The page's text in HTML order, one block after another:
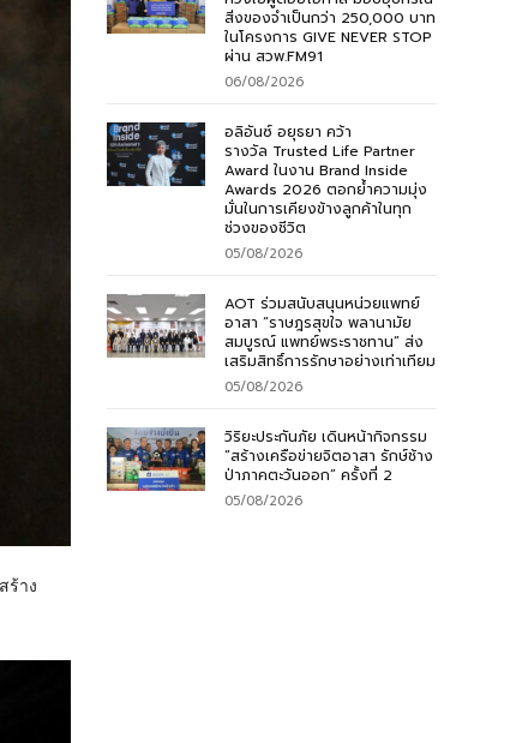
ร้าง
สิ่งของจำเป็นกว่า 250,000 บาท
ในโครงการ GIVE NEVER STOP
ผ่าน สวพ.FM91
06/08/2026
อลิอันซ์ อยุธยา คว้า
รางวัล Trusted Life Partner
Award ในงาน Brand Inside
Awards 2026 ตอกย้ำความมุ่ง
มั่นในการเคียงข้างลูกค้าในทุก
ช่วงของชีวิต
05/08/2026
AOT ร่วมสนับสนุนหน่วยแพทย์
อาสา “ราษฎรสุขใจ พลานามัย
สมบูรณ์ แพทย์พระราชทาน” ส่ง
เสริมสิทธิ์การรักษาอย่างเท่าเทียม
05/08/2026
วิริยะประกันภัย เดินหน้ากิจกรรม
“สร้างเครือข่ายจิตอาสา รักษ์ช้าง
ป่าภาคตะวันออก” ครั้งที่ 2
05/08/2026